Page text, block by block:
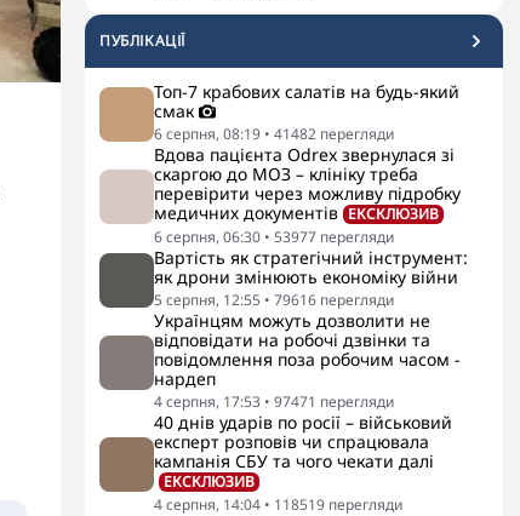
ПУБЛІКАЦІЇ
Топ-7 крабових салатів на будь-який
смак
6 серпня, 08:19 • 41482 перегляди
Вдова пацієнта Odrex звернулася зі
скаргою до МОЗ – клініку треба
перевірити через можливу підробку
медичних документів ЕКСКЛЮЗИВ
6 серпня, 06:30 • 53977 перегляди
Вартість як стратегічний інструмент:
як дрони змінюють економіку війни
5 серпня, 12:55 • 79616 перегляди
Українцям можуть дозволити не
відповідати на робочі дзвінки та
повідомлення поза робочим часом -
нардеп
4 серпня, 17:53 • 97471 перегляди
40 днів ударів по росії – військовий
експерт розповів чи спрацювала
кампанія СБУ та чого чекати далі
ЕКСКЛЮЗИВ
4 серпня, 14:04 • 118519 перегляди